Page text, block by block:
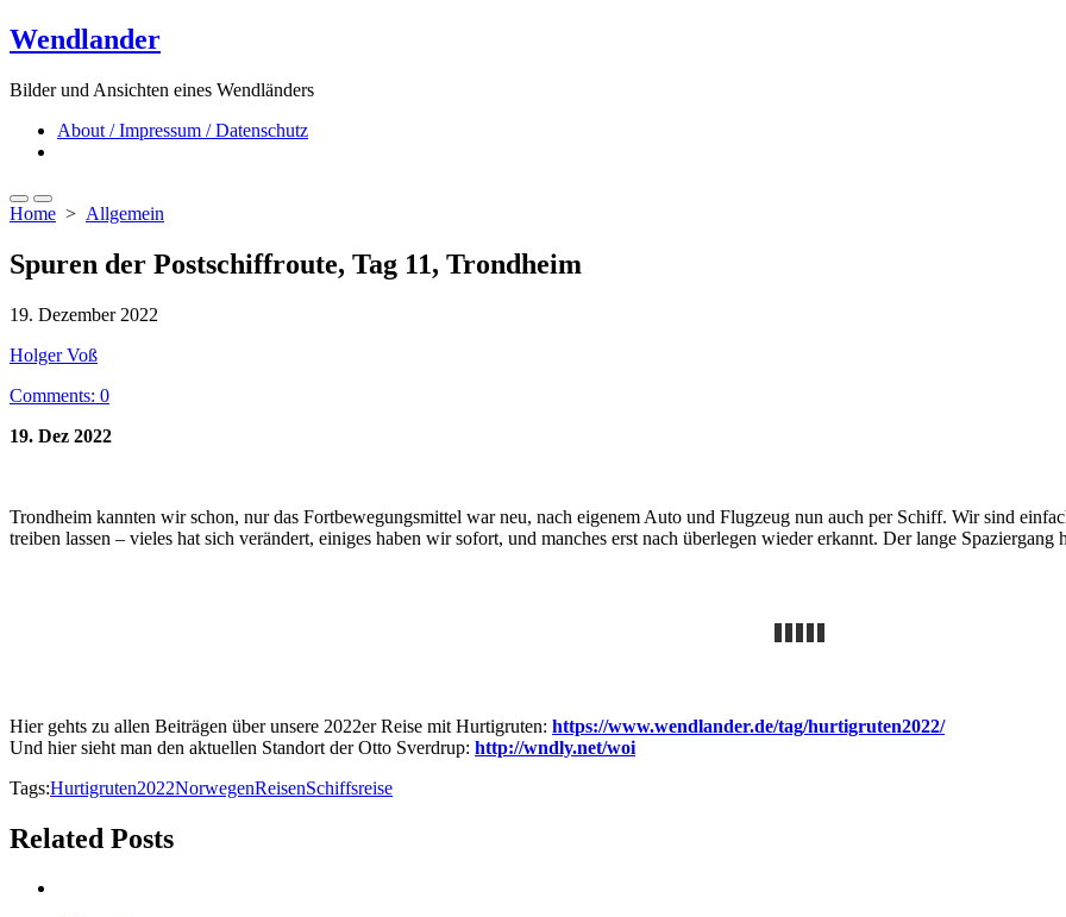
Skip
to
Wendlander
Bilder und Ansichten eines Wendländers
About / Impressum / Datenschutz
Search
Toggle
Menu
Home > Allgemein
Spuren der Postschiffroute, Tag 11, Trondheim
Published
19. Dezember 2022
Author
Holger Voß
Comments: 0
19. Dez 2022
Trondheim kannten wir schon, nur das Fortbewegungsmittel war neu, nach eigenem Auto und Flugzeug nun auch per Schiff. Wir sind
treiben lassen – vieles hat sich verändert, einiges haben wir sofort, und manches erst nach überlegen wieder erkannt. Der lange
Hier gehts zu allen Beiträgen über unsere 2022er Reise mit Hurtigruten: https://www.wendlander.de/tag/hurtigruten2022/
Und hier sieht man den aktuellen Standort der Otto Sverdrup: http://wndly.net/woi
Tags:Hurtigruten2022NorwegenReisenSchiffsreise
Related Posts